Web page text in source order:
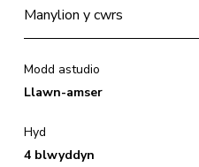
Manylion y cwrs
Modd astudio
Llawn-amser
Hyd
4 blwyddyn